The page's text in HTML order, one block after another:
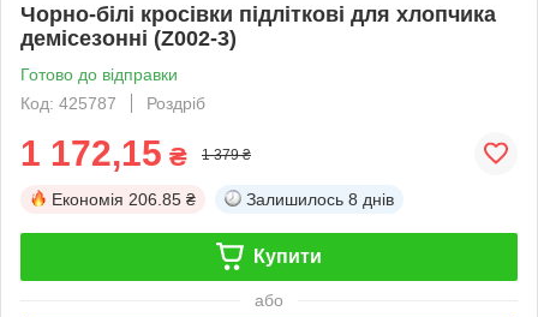
Чорно-білі кросівки підліткові для хлопчика
демісезонні (Z002-3)
Готово до відправки
Код: 425787
Роздріб
1 172,15 ₴ 1 379 ₴
Економія 206.85 ₴ Залишилось 8 днів
Купити
або